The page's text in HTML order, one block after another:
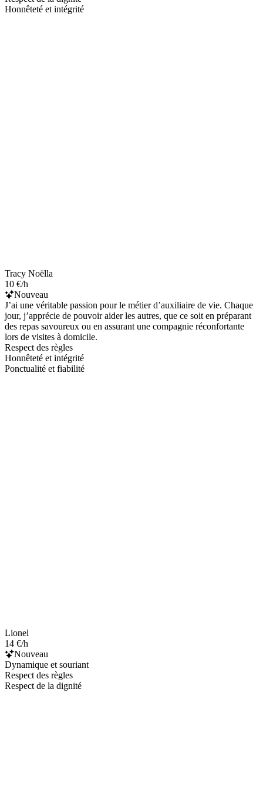
Honnêteté et intégrité
Tracy Noëlla
10 €/h
Nouveau
J’ai une véritable passion pour le métier d’auxiliaire de vie. Chaque
jour, j’apprécie de pouvoir aider les autres, que ce soit en préparant
des repas savoureux ou en assurant une compagnie réconfortante
lors de visites à domicile.
Respect des règles
Honnêteté et intégrité
Ponctualité et fiabilité
Lionel
14 €/h
Nouveau
Dynamique et souriant
Respect des règles
Respect de la dignité